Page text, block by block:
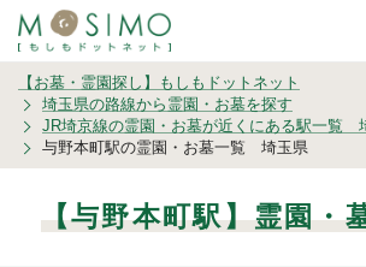
【お墓・霊園探し】もしもドットネット
埼玉県の路線から霊園・お墓を探す
JR埼京線の霊園・お墓が近くにある駅一覧
与野本町駅の霊園・お墓一覧 埼玉県
【与野本町駅】霊園・